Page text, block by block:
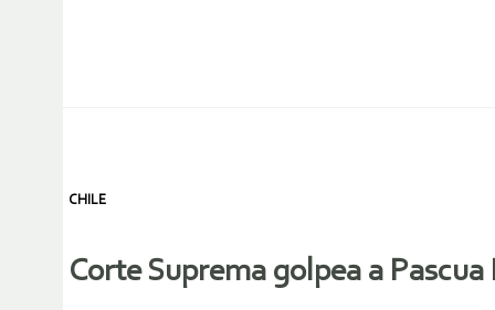
CHILE
Corte Suprema golpea a